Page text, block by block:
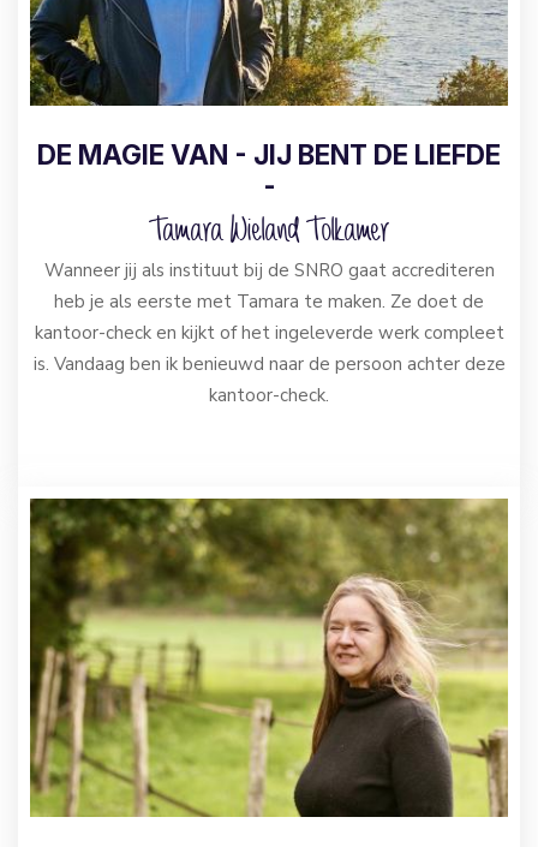
DE MAGIE VAN - JIJ BENT DE LIEFDE
-
Tamara Wieland Tolkamer
Wanneer jij als instituut bij de SNRO gaat accrediteren
heb je als eerste met Tamara te maken. Ze doet de
kantoor-check en kijkt of het ingeleverde werk compleet
is. Vandaag ben ik benieuwd naar de persoon achter deze
kantoor-check.